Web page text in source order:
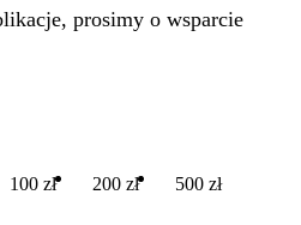
prosimy o wsparcie
100 zł 200 zł 500 zł